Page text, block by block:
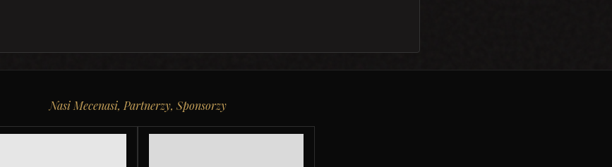
Nasi Mecenasi, Partnerzy, Sponsorzy